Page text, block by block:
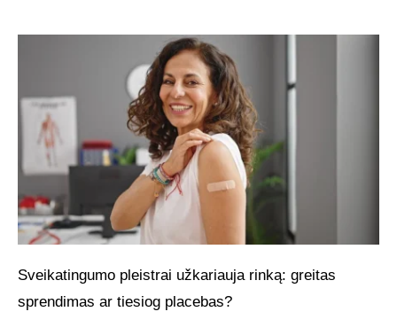
Sveikatingumo pleistrai užkariauja rinką: greitas
sprendimas ar tiesiog placebas?